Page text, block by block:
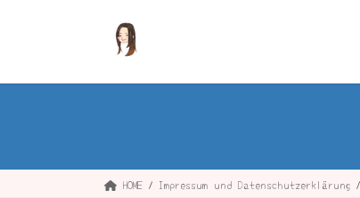
HOME Impressum und Datenschutzerklärung